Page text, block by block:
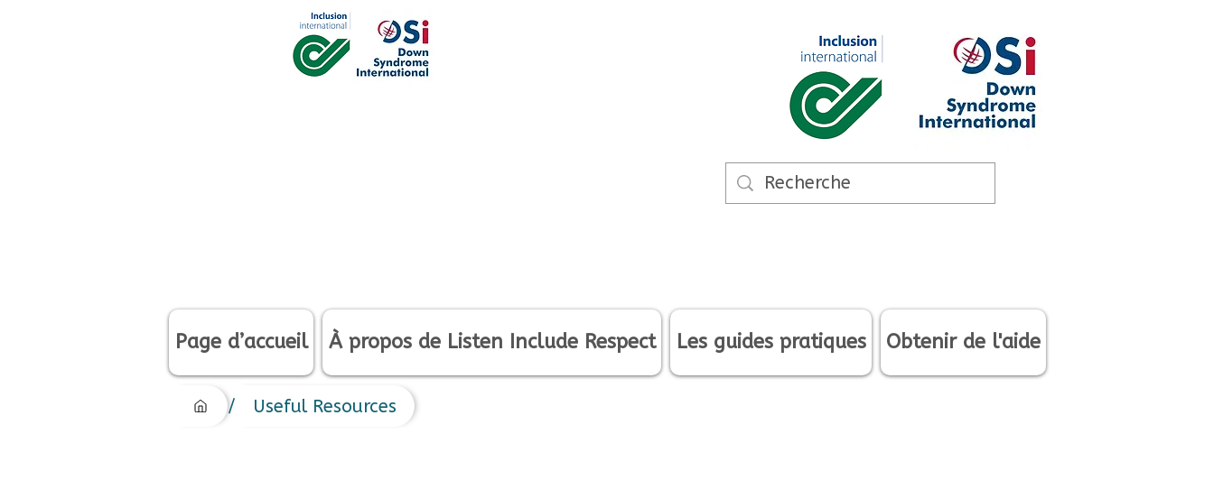
Page d’accueil À propos de Listen Include Respect Les guides pratiques Obtenir de l'aide
/ Useful Resources